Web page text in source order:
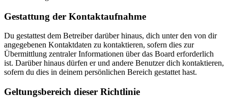
Gestattung der Kontaktaufnahme
Du gestattest dem Betreiber darüber hinaus, dich unter den von dir
angegebenen Kontaktdaten zu kontaktieren, sofern dies zur
Übermittlung zentraler Informationen über das Board erforderlich
ist. Darüber hinaus dürfen er und andere Benutzer dich kontaktieren,
sofern du dies in deinem persönlichen Bereich gestattet hast.
Geltungsbereich dieser Richtlinie